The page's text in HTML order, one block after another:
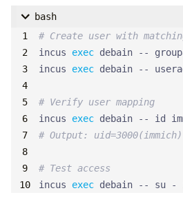
# Start container
incus start debain
bash
# Create user with
incus exec debain --
incus exec debain --
# Verify user mapping
incus exec
# Output:
# Test access
incus exec debain -- su -